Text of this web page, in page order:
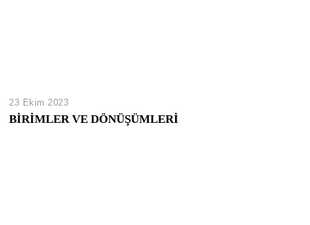
23 Ekim 2023
BİRİMLER VE DÖNÜŞÜMLERİ